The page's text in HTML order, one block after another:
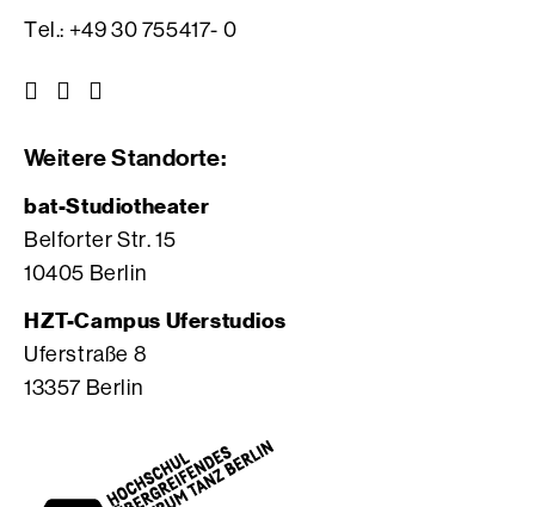
Tel.: +49 30 755417- 0
r
I
n
t
a
g
r
a
m
t
V
i
m
e
o
S
e
i
t
r
F
a
e
b
o
k
S
e
Weitere Standorte:
bat-Studiotheater
Belforter Str. 15
10405 Berlin
HZT-Campus Uferstudios
Uferstraße 8
13357 Berlin